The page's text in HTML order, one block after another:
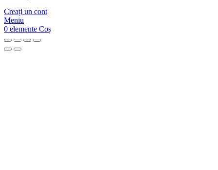
Creați un cont
Meniu
0 elemente Coș